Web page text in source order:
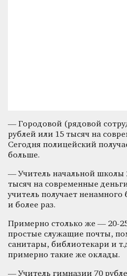
— Городовой (рядовой
рублей или 15 тысяч на
Сегодня полицейский
больше.
— Учитель начальной школы
тысяч на современные
учитель получает
и более раз.
Примерно столько же — 20-
простые служащие почты,
санитары, библиотекари и
примерно такие же оклады.
— Учитель гимназии 70